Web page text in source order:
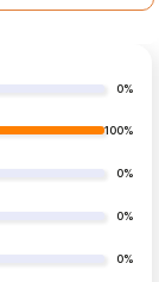
0%
100%
0%
0%
0%